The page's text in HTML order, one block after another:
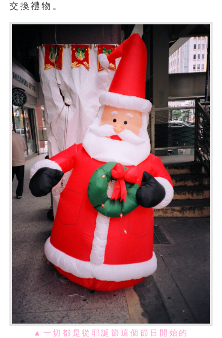
交換禮物。
▲一切都是從耶誕節這個節日開始的